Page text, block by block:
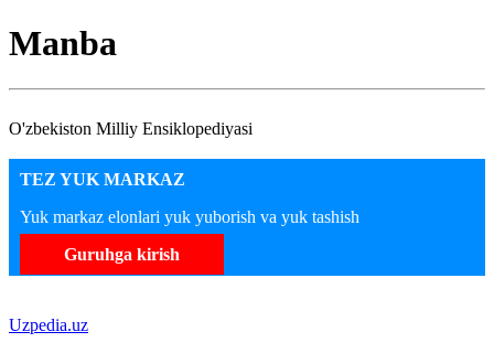
Manba
O'zbekiston Milliy Ensiklopediyasi
TEZ YUK MARKAZ
Yuk markaz elonlari yuk yuborish va yuk tashish
Guruhga kirish
Uzpedia.uz